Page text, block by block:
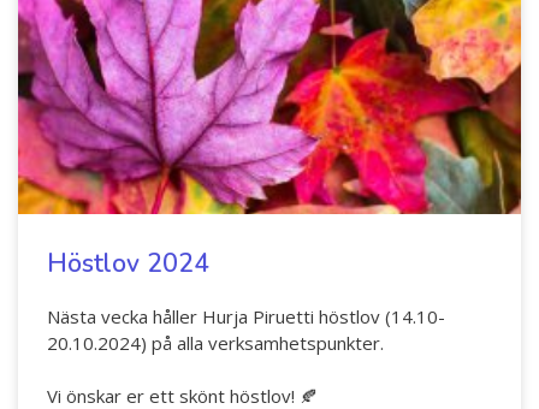
Höstlov 2024
Nästa vecka håller Hurja Piruetti höstlov (14.10-
20.10.2024) på alla verksamhetspunkter.
Vi önskar er ett skönt höstlov! 🍂